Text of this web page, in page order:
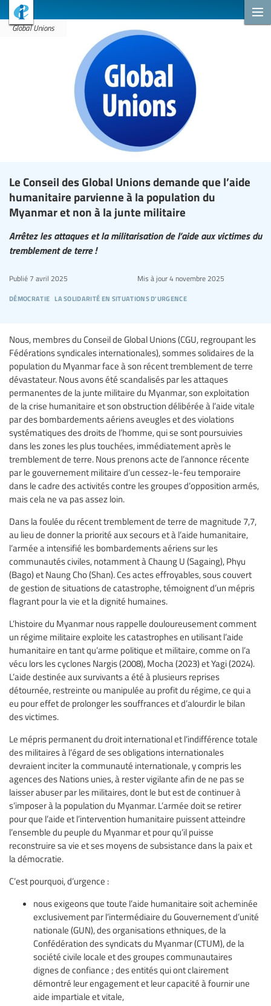
Global Unions
Le Conseil des Global Unions demande que l’aide
humanitaire parvienne à la population du
Myanmar et non à la junte militaire
Arrêtez les attaques et la militarisation de l’aide aux victimes du
tremblement de terre !
démocratie la solidarité en situations d'urgence
Publié 7 avril 2025 Mis à jour4 novembre 2025
Nous, membres du Conseil de Global Unions (CGU, regroupant les
Fédérations syndicales internationales), sommes solidaires de la
population du Myanmar face à son récent tremblement de terre
dévastateur. Nous avons été scandalisés par les attaques
permanentes de la junte militaire du Myanmar, son exploitation
de la crise humanitaire et son obstruction délibérée à l’aide vitale
par des bombardements aériens aveugles et des violations
systématiques des droits de l’homme, qui se sont poursuivies
dans les zones les plus touchées, immédiatement après le
tremblement de terre. Nous prenons acte de l’annonce récente
par le gouvernement militaire d’un cessez-le-feu temporaire
dans le cadre des activités contre les groupes d’opposition armés,
mais cela ne va pas assez loin.
Dans la foulée du récent tremblement de terre de magnitude 7,7,
au lieu de donner la priorité aux secours et à l’aide humanitaire,
l’armée a intensifié les bombardements aériens sur les
communautés civiles, notamment à Chaung U (Sagaing), Phyu
(Bago) et Naung Cho (Shan). Ces actes effroyables, sous couvert
de gestion de situations de catastrophe, témoignent d’un mépris
flagrant pour la vie et la dignité humaines.
L’histoire du Myanmar nous rappelle douloureusement comment
un régime militaire exploite les catastrophes en utilisant l’aide
humanitaire en tant qu’arme politique et militaire, comme on l’a
vécu lors les cyclones Nargis (2008), Mocha (2023) et Yagi (2024).
L’aide destinée aux survivants a été à plusieurs reprises
détournée, restreinte ou manipulée au profit du régime, ce qui a
eu pour effet de prolonger les souffrances et d’alourdir le bilan
des victimes.
Le mépris permanent du droit international et l’indifférence totale
des militaires à l’égard de ses obligations internationales
devraient inciter la communauté internationale, y compris les
agences des Nations unies, à rester vigilante afin de ne pas se
laisser abuser par les militaires, dont le but est de continuer à
s’imposer à la population du Myanmar. L’armée doit se retirer
pour que l’aide et l’intervention humanitaire puissent atteindre
l’ensemble du peuple du Myanmar et pour qu’il puisse
reconstruire sa vie et ses moyens de subsistance dans la paix et
la démocratie.
C’est pourquoi, d’urgence :
nous exigeons que toute l’aide humanitaire soit acheminée
exclusivement par l’intermédiaire du Gouvernement d’unité
nationale (GUN), des organisations ethniques, de la
Confédération des syndicats du Myanmar (CTUM), de la
société civile locale et des groupes communautaires
dignes de confiance ; des entités qui ont clairement
démontré leur engagement et leur capacité à fournir une
aide impartiale et vitale,